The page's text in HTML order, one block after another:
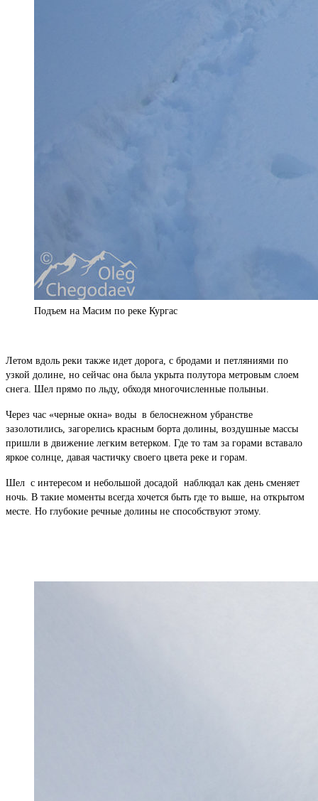
Подъем на Масим по реке Кургас
Летом вдоль реки также идет дорога, с бродами и петляниями по
узкой долине, но сейчас она была укрыта полутора метровым слоем
снега. Шел прямо по льду, обходя многочисленные полыньи.
Через час «черные окна» воды в белоснежном убранстве
зазолотились, загорелись красным борта долины, воздушные массы
пришли в движение легким ветерком. Где то там за горами вставало
яркое солнце, давая частичку своего цвета реке и горам.
Шел с интересом и небольшой досадой наблюдал как день сменяет
ночь. В такие моменты всегда хочется быть где то выше, на открытом
месте. Но глубокие речные долины не способствуют этому.